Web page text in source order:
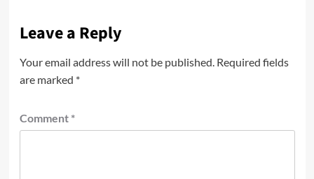
Leave a Reply
Your email address will not be published. Required fields
are marked *
Comment *